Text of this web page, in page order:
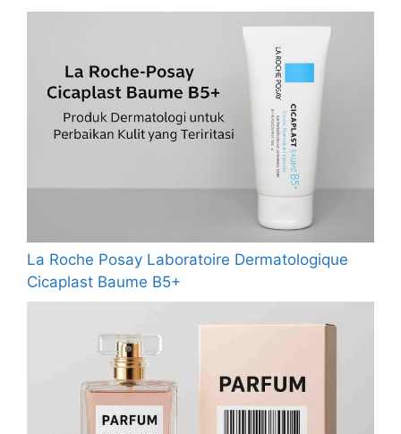
La Roche Posay Laboratoire Dermatologique
Cicaplast Baume B5+